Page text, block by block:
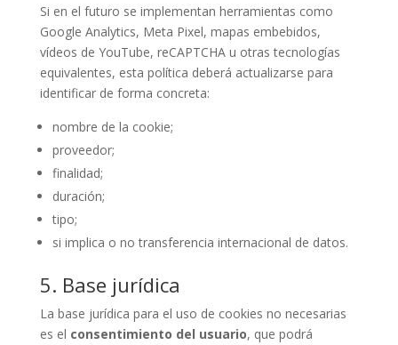
Si en el futuro se implementan herramientas como
Google Analytics, Meta Pixel, mapas embebidos,
vídeos de YouTube, reCAPTCHA u otras tecnologías
equivalentes, esta política deberá actualizarse para
identificar de forma concreta:
nombre de la cookie;
proveedor;
finalidad;
duración;
tipo;
si implica o no transferencia internacional de datos.
5. Base jurídica
La base jurídica para el uso de cookies no necesarias
es el consentimiento del usuario, que podrá